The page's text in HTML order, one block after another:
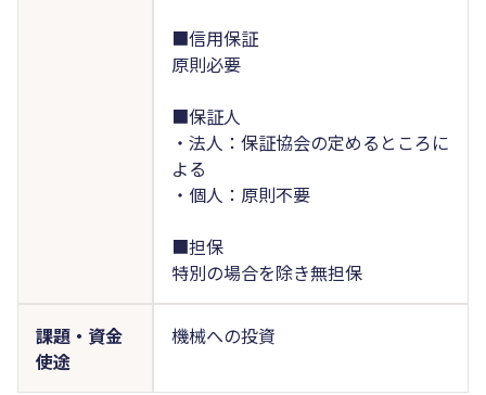
■信用保証
原則必要
■保証人
・法人：保証協会の定めるところに
よる
・個人：原則不要
■担保
特別の場合を除き無担保
課題・資金
使途
機械への投資